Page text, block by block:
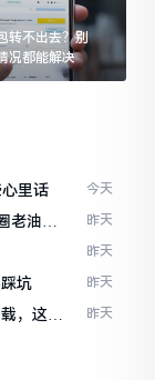
转不出去？别
况都能解决
里话 今天
油条
昨天
昨天
坑 昨天
，这几
昨天